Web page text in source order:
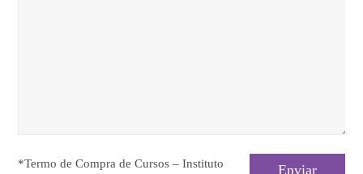
*Termo de Compra de Cursos – Instituto